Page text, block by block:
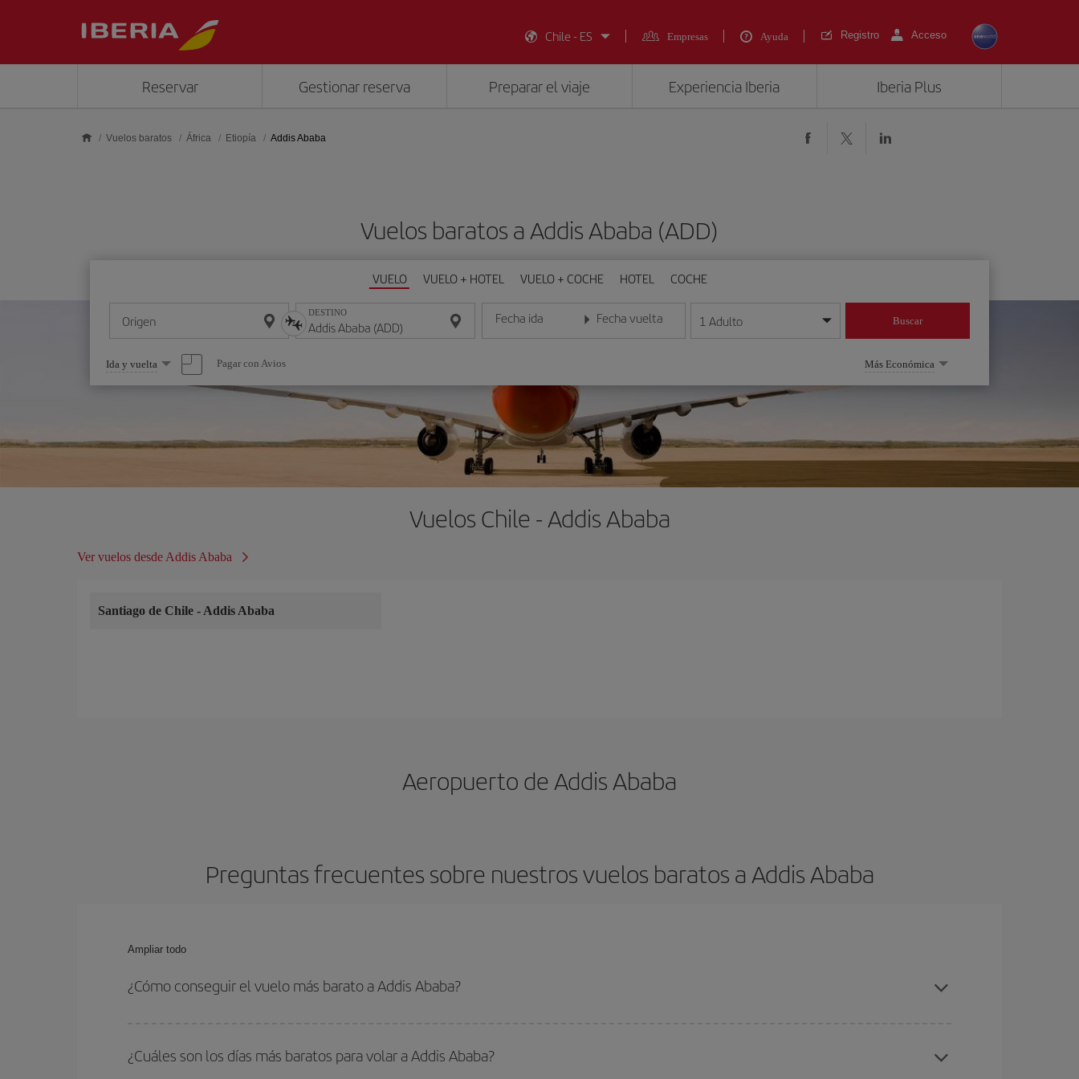
Chile - ES
Empresas Ayuda Registro Acceso
Reservar Gestionar reserva Preparar el viaje Experiencia Iberia Iberia Plus
Vuelos baratos África Etiopía Addis Ababa
Vuelos baratos a Addis Ababa (ADD)
VUELO VUELO + HOTEL VUELO + COCHE HOTEL COCHE
Origen DESTINO Fecha ida
Introduce la fecha en formato día/mes/año
Fecha vuelta
Introduce la fecha en formato día/mes/año
1 Adulto Buscar
Seleccione
una
opción
Ida y vuelta Pagar con Avios Más Económica
Vuelos Chile - Addis Ababa
Ver vuelos desde Addis Ababa
Santiago de Chile - Addis Ababa
Aeropuerto de Addis Ababa
Preguntas frecuentes sobre nuestros vuelos baratos a Addis Ababa
Ampliar todo
¿Cómo conseguir el vuelo más barato a Addis Ababa?
vuelta. Además, si no tienes decidido un destino concreto para tu viaje, mira nuestras ofertas y déjate inspirar: seguro que encuentras el vuelo más barato.
¿Cuáles son los días más baratos para volar a Addis Ababa?